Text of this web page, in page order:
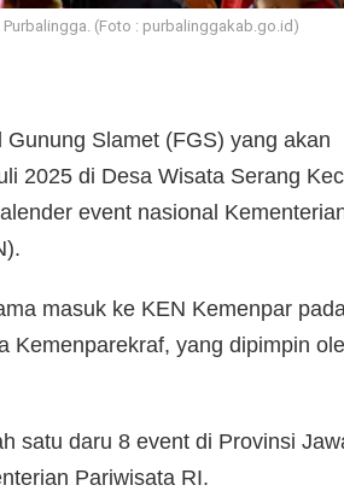
Purbalingga. (Foto : purbalinggakab.go.id)
Gunung Slamet (FGS) yang akan
2025 di Desa Wisata Serang
event nasional
masuk ke KEN Kemenpar
Kemenparekraf, yang dipimpin
satu daru 8 event di Provinsi
Pariwisata RI.